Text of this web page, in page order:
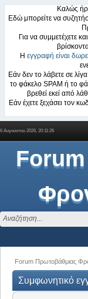
Καλώς
Εδώ μπορείτε να
Για να συμμετέχετε
Η εγγραφή είναι
Εάν δεν το λάβετε σε
το φάκελο SPAM ή το
βρεθεί εκεί από
Εάν έχετε ξεχάσει τον
6 Αυγούστου 2026, 20:11:26
Forum Πρωτοβάθμιας
Συμφωνητικό